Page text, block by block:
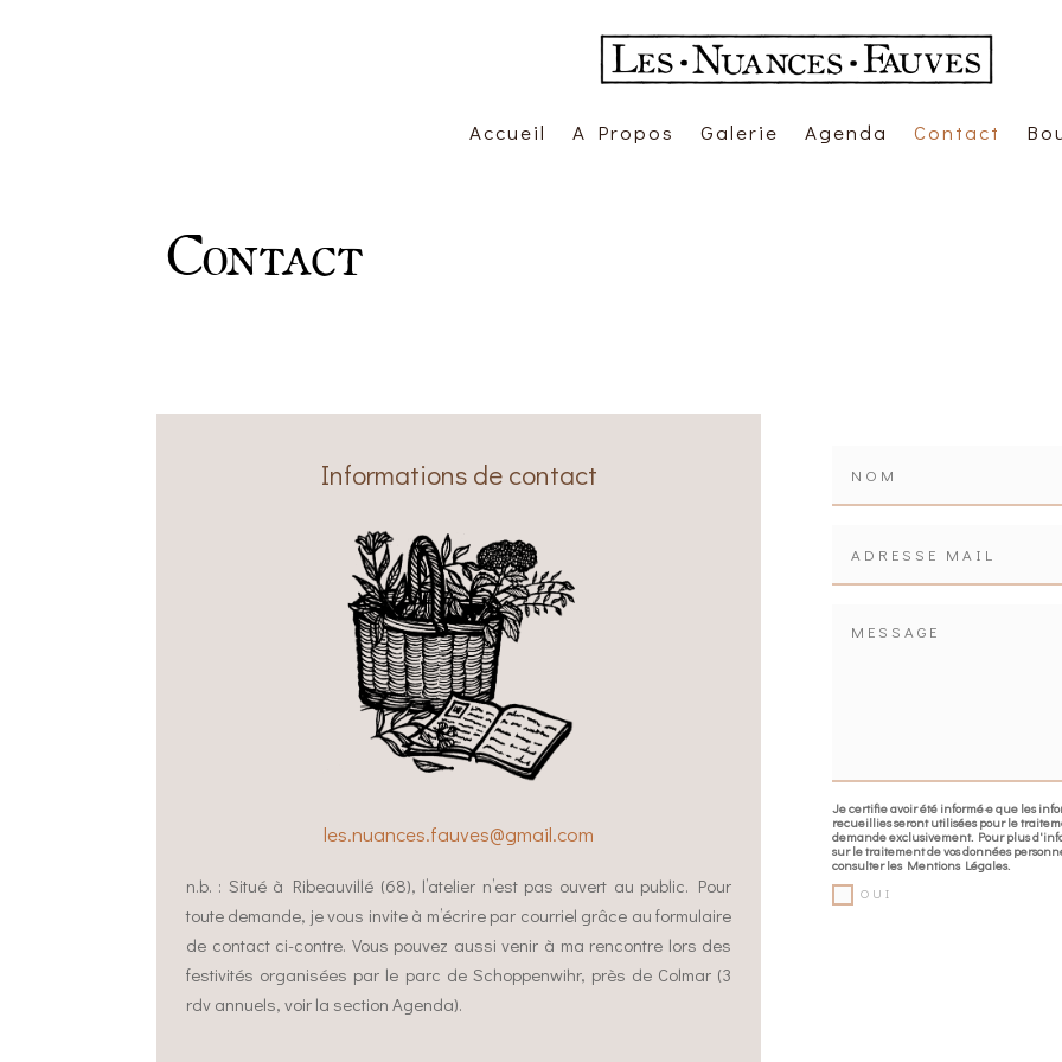
Accueil A Propos Galerie Agenda Contact
Contact
Informations de contact
les.nuances.fauves@gmail.com
n.b. : Situé à Ribeauvillé (68), l’atelier n’est pas ouvert au public. Pour
toute demande, je vous invite à m’écrire par courriel grâce au formulaire
de contact ci-contre. Vous pouvez aussi venir à ma rencontre lors des
festivités organisées par le parc de Schoppenwihr, près de Colmar (3
rdv annuels, voir la section Agenda).
Je certifie avoir été informé·e que les
recueillies seront utilisées pour le
demande exclusivement. Pour plus
sur le traitement de vos données
consulter les Mentions Légales.
OUI